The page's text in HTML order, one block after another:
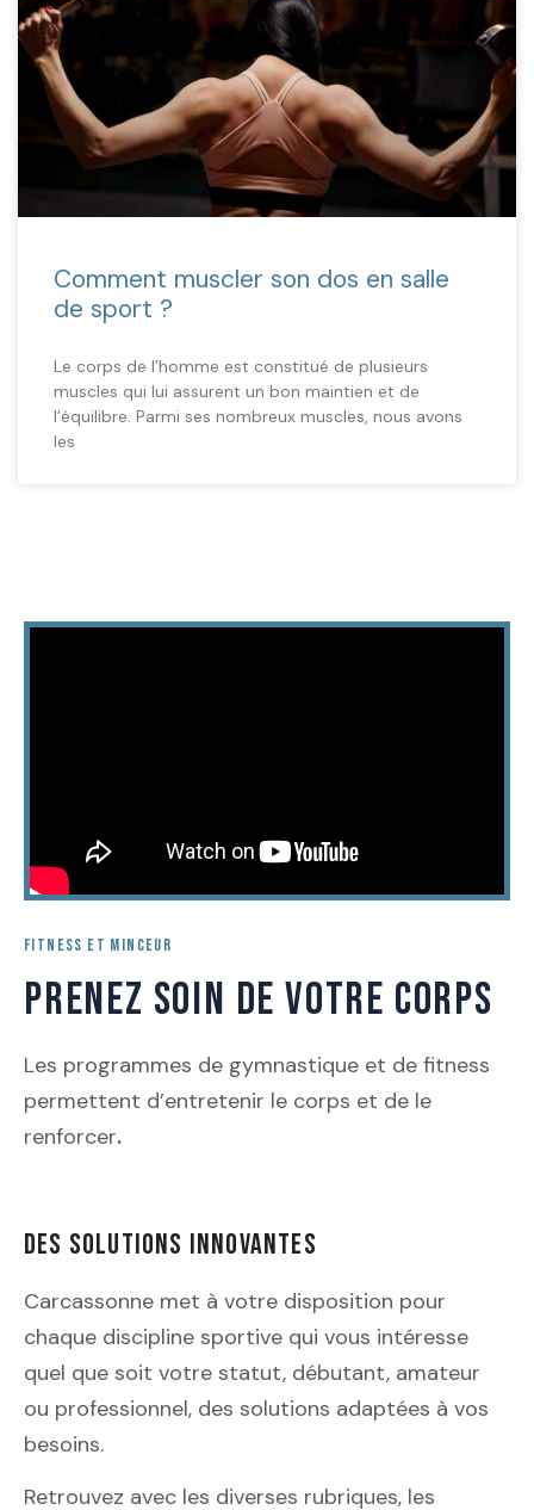
Comment muscler son dos en salle
de sport ?
Le corps de l’homme est constitué de plusieurs
muscles qui lui assurent un bon maintien et de
l’équilibre. Parmi ses nombreux muscles, nous avons
les
FITNESS ET MINCEUR
PRENEZ SOIN DE VOTRE CORPS
Les programmes de gymnastique et de fitness
permettent d’entretenir le corps et de le
renforcer.
Des solutions innovantes
Carcassonne met à votre disposition pour
chaque discipline sportive qui vous intéresse
quel que soit votre statut, débutant, amateur
ou professionnel, des solutions adaptées à vos
besoins.
Retrouvez avec les diverses rubriques, les